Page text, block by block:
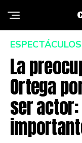
ESPECTÁCULOS
La
Ortega
ser actor: